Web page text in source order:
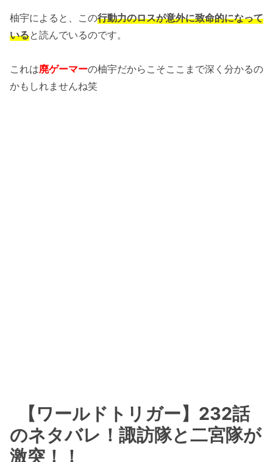
柚宇によると、この行動力のロスが意外に致命的になって
いると読んでいるのです。
これは廃ゲーマーの柚宇だからこそここまで深く分かるの
かもしれませんね笑
【ワールドトリガー】232話
のネタバレ！諏訪隊と二宮隊が
激突！！